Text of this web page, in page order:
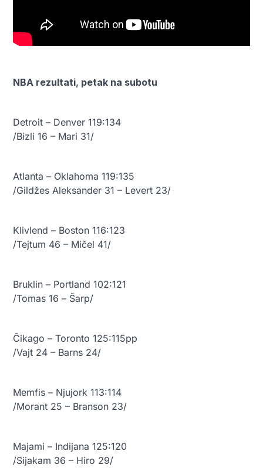
NBA rezultati, petak na subotu
Detroit – Denver 119:134
/Bizli 16 – Mari 31/
Atlanta – Oklahoma 119:135
/Gildžes Aleksander 31 – Levert 23/
Klivlend – Boston 116:123
/Tejtum 46 – Mičel 41/
Bruklin – Portland 102:121
/Tomas 16 – Šarp/
Čikago – Toronto 125:115pp
/Vajt 24 – Barns 24/
Memfis – Njujork 113:114
/Morant 25 – Branson 23/
Majami – Indijana 125:120
/Sijakam 36 – Hiro 29/